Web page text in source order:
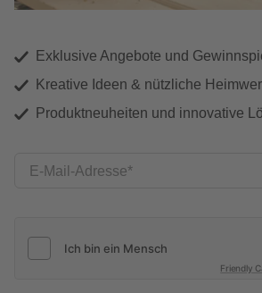
Exklusive Angebote und
Kreative Ideen & nützliche
Produktneuheiten und innovative
E-Mail-Adresse
Friendly